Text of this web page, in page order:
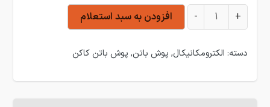
شستی استپ قارچی قرمز کاکن KACON J2-21RM عدد
+
- افزودن به سبد استعلام
دسته: الکترومکانیکال, پوش باتن, پوش باتن کاکن